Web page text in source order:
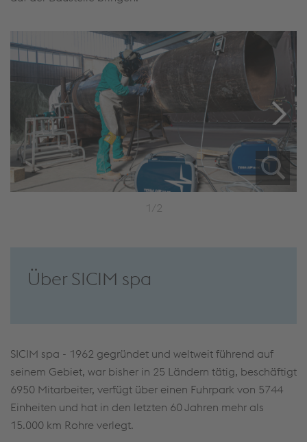
1/2
Über SICIM spa
SICIM spa - 1962 gegründet und weltweit führend auf
seinem Gebiet, war bisher in 25 Ländern tätig, beschäftigt
6950 Mitarbeiter, verfügt über einen Fuhrpark von 5744
Einheiten und hat in den letzten 60 Jahren mehr als
15.000 km Rohre verlegt.